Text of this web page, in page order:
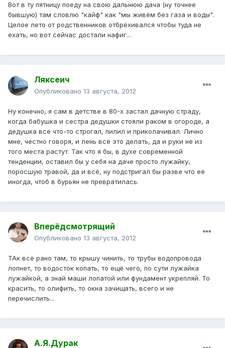
Вот в ту пятницу поеду на свою дальнюю дача (ну точнее
бывшую) там словлю "кайф" как "мы живём без газа и воды".
Целое лето от родственников отбрёхивался чтобы туда не
ехать, но вот сейчас достали нафиг...
Ляксеич
Опубликовано 13 августа, 2012
Ну конечно, я сам в детстве в 80-х застал дачную страду,
когда бабушка и сестра дедушки стояли раком в огороде, а
дедушка всё что-то строгал, пилил и приколачивал. Лично
мне, честно говоря, и лень всё это делать, да и руки не из
того места растут. Так что я бы, в духе современной
тенденции, оставил бы у себя на даче просто лужайку,
поросшую травой, да и всё, ну подстригал бы разве что её
иногда, чтоб в бурьян не превратилась.
Вперёдсмотрящий
Опубликовано 13 августа, 2012
ТАк всё рано там, то крышу чинить, то трубы водопровода
лопнет, то водосток копать, то ещё чего, по сути лужайка
лужайкой, а знай маши лопатой или фундамент укрепляй. То
красить, то олифить, то окна зачищать, всего и не
перечислить...
А.Я.Дурак